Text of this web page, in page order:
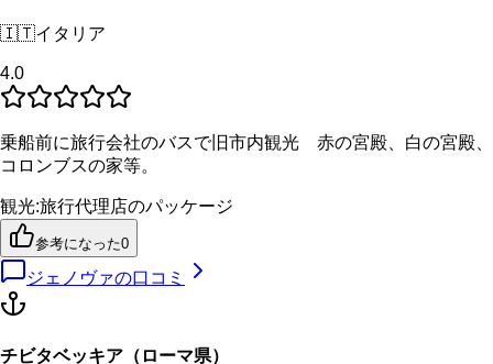
🇮🇹イタリア
4.0
乗船前に旅行会社のバスで旧市内観光 赤の宮殿、白の宮殿、
コロンブスの家等。
観光:旅行代理店のパッケージ
参考になった0
ジェノヴァの口コミ
チビタベッキア（ローマ県）